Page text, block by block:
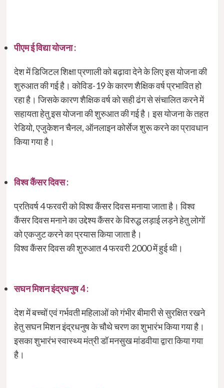
पीएम ई विद्या योजना :
देश में डिजिटल शिक्षा प्रणाली को बढ़ावा देने के लिए इस योजना की
शुरुआत की गई है। कोविड-19 के कारण शैक्षिक वर्ष प्रभावित हो
रहा है। जिसके कारण शैक्षिक वर्ष को सही ढंग से संचालित करने में
सहायता हेतु इस योजना की शुरुआत की गई है। इस योजना के तहत
रेडियो, एजुकेशन चैनल, ऑनलाइन कोर्सेज शुरू करने का प्रावधान
किया गया है।
विश्व कैंसर दिवस :
प्रतिवर्ष 4 फरवरी को विश्व कैंसर दिवस मनाया जाता है। विश्व
कैंसर दिवस मनाने का उद्देश्य कैंसर के विरुद्ध लड़ाई लड़ने हेतु लोगों
को एकजुट करने का प्रयास किया जाता है।
विश्व कैंसर दिवस की शुरुआत 4 फरवरी 2000 में हुई थी।
सघन मिशन इंद्रधनुष 4 :
देश में बच्चों एवं गर्भवती महिलाओं को गंभीर बीमारी से सुरक्षित रखने
हेतु सघन मिशन इंद्रधनुष के चौथे चरण का शुभारंभ किया गया है।
इसका शुभारंभ स्वास्थ्य मंत्री डॉ मनसुख मांडवीया द्वारा किया गया
है।